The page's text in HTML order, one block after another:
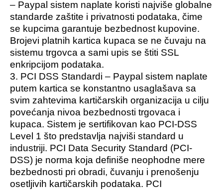
– Paypal sistem naplate koristi najviše globalne
standarde zaštite i privatnosti podataka, čime
se kupcima garantuje bezbednost kupovine.
Brojevi platnih kartica kupaca se ne čuvaju na
sistemu trgovca a sami upis se štiti SSL
enkripcijom podataka.
3. PCI DSS Standardi – Paypal sistem naplate
putem kartica se konstantno usaglašava sa
svim zahtevima kartičarskih organizacija u cilju
povećanja nivoa bezbednosti trgovaca i
kupaca. Sistem je sertifikovan kao PCI-DSS
Level 1 što predstavlja najviši standard u
industriji. PCI Data Security Standard (PCI-
DSS) je norma koja definiše neophodne mere
bezbednosti pri obradi, čuvanju i prenošenju
osetljivih kartičarskih podataka. PCI